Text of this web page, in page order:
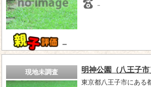
－
－
現地未調査 明神公園（八王子市
東京都八王子市にある